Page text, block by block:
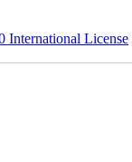
International License